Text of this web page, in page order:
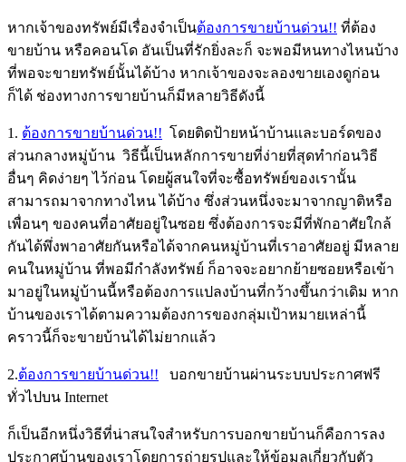
หากเจ้าของทรัพย์มีเรื่องจำเป็นต้องการขายบ้านด่วน!! ที่ต้อง
ขายบ้าน หรือคอนโด อันเป็นที่รักยิ่งละก็ จะพอมีหนทางไหนบ้าง
ที่พอจะขายทรัพย์นั้นได้บ้าง หากเจ้าของจะลองขายเองดูก่อน
ก็ได้ ช่องทางการขายบ้านก็มีหลายวิธีดังนี้
1. ต้องการขายบ้านด่วน!! โดยติดป้ายหน้าบ้านและบอร์ดของ
ส่วนกลางหมู่บ้าน วิธีนี้เป็นหลักการขายที่ง่ายที่สุดทำก่อนวิธี
อื่นๆ คิดง่ายๆ ไว้ก่อน โดยผู้สนใจที่จะซื้อทรัพย์ของเรานั้น
สามารถมาจากทางไหน ได้บ้าง ซึ่งส่วนหนึ่งจะมาจากญาติหรือ
เพื่อนๆ ของคนที่อาศัยอยู่ในซอย ซึ่งต้องการจะมีที่พักอาศัยใกล้
กันได้พึ่งพาอาศัยกันหรือได้จากคนหมู่บ้านที่เราอาศัยอยู่ มีหลาย
คนในหมู่บ้าน ที่พอมีกำลังทรัพย์ ก็อาจจะอยากย้ายซอยหรือเข้า
มาอยู่ในหมู่บ้านนี้หรือต้องการแปลงบ้านที่กว้างขึ้นกว่าเดิม หาก
บ้านของเราได้ตามความต้องการของกลุ่มเป้าหมายเหล่านี้
คราวนี้ก็จะขายบ้านได้ไม่ยากแล้ว
2.ต้องการขายบ้านด่วน!! บอกขายบ้านผ่านระบบประกาศฟรี
ทั่วไปบน Internet
ก็เป็นอีกหนึ่งวิธีที่น่าสนใจสำหรับการบอกขายบ้านก็คือการลง
ประกาศบ้านของเราโดยการถ่ายรูปและให้ข้อมูลเกี่ยวกับตัว